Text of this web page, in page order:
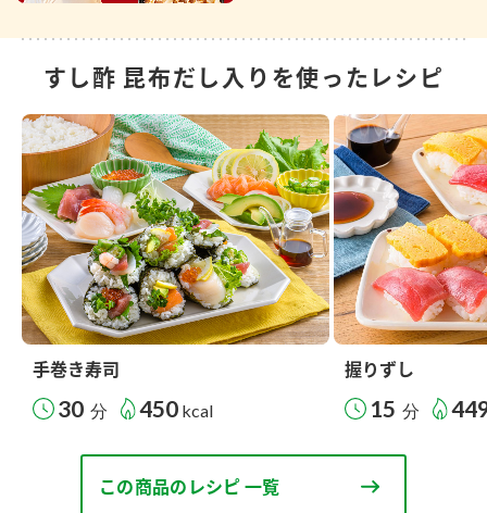
すし酢 昆布だし入りを使ったレシピ
手巻き寿司
30 分 450 kcal
握りずし
15 分
この商品のレシピ 一覧